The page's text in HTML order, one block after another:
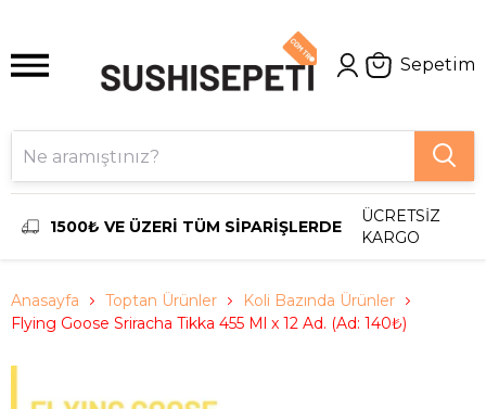
Sepetim
1500₺ VE ÜZERİ TÜM SİPARİŞLERDE
ÜCRETSİZ
KARGO
Anasayfa Toptan Ürünler
Koli Bazında Ürünler
Flying Goose Sriracha Tikka 455 Ml x 12 Ad. (Ad: 140₺)